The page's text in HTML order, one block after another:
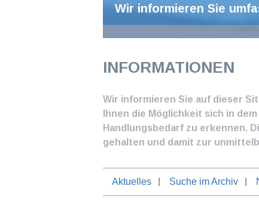
Wir informieren Sie
INFORMATIONEN
Wir informieren Sie auf dieser
Ihnen die Möglichkeit sich in
Handlungsbedarf zu erkennen.
gehalten und damit zur
Aktuelles Suche im Archiv